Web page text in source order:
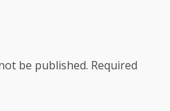
be published. Required